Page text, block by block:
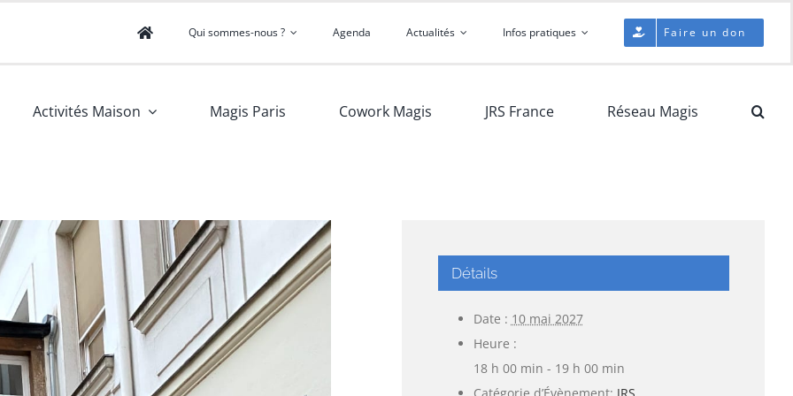
Qui sommes-nous ? Agenda Actualités Infos pratiques Faire un don
Activités Maison Magis Paris Cowork Magis JRS France Réseau Magis
Détails
Date : 10 mai 2027
Heure :
18 h 00 min - 19 h 00 min